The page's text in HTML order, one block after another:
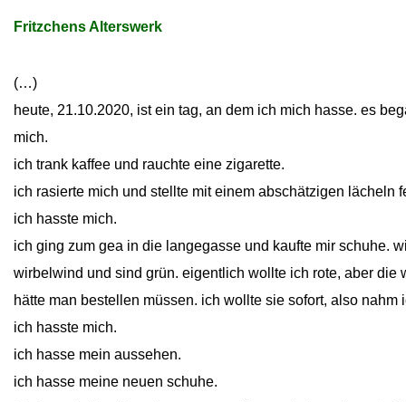
Fritzchens Alterswerk
(…)
heute, 21.10.2020, ist ein tag, an dem ich mich hasse. es
mich.
ich trank kaffee und rauchte eine zigarette.
ich rasierte mich und stellte mit einem abschätzigen lächeln
ich hasste mich.
ich ging zum gea in die langegasse und kaufte mir schuhe.
wirbelwind und sind grün. eigentlich wollte ich rote, aber die
hätte man bestellen müssen. ich wollte sie sofort, also nahm
ich hasste mich.
ich hasse mein aussehen.
ich hasse meine neuen schuhe.